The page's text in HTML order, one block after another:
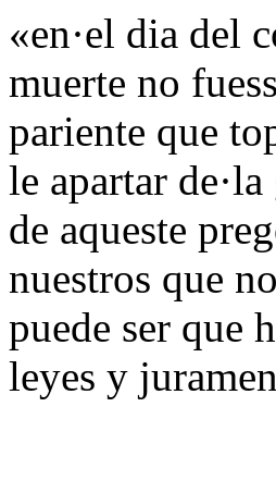
«en·el dia del
muerte no
pariente que
le apartar
de aqueste
nuestros que
puede ser que
leyes y